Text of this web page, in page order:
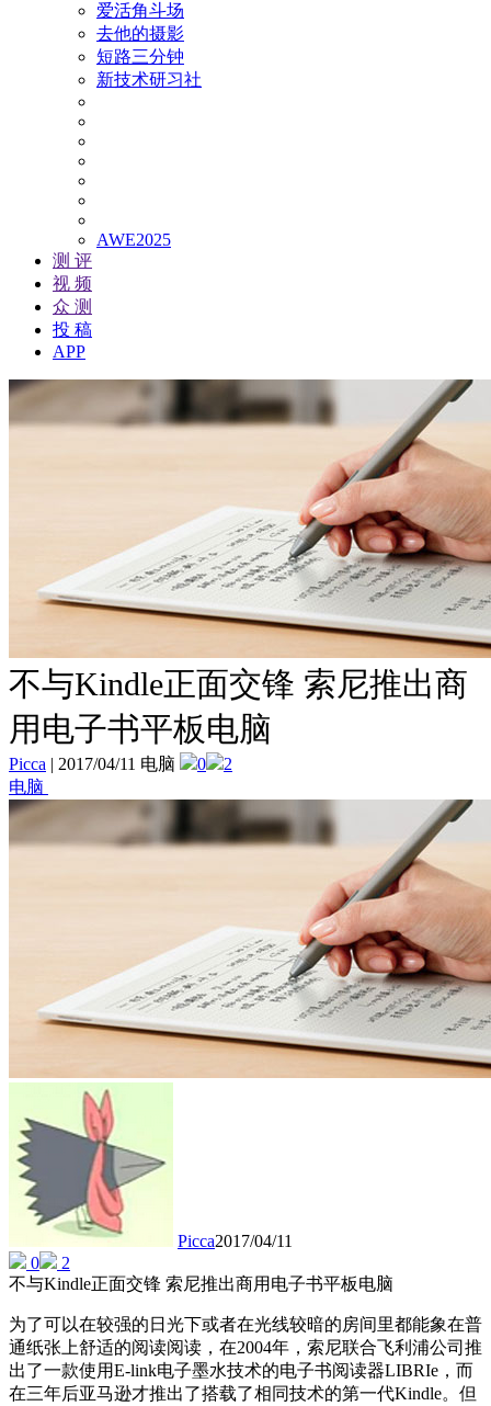
爱活角斗场
去他的摄影
短路三分钟
新技术研习社
AWE2025
测 评
视 频
众 测
投 稿
APP
不与Kindle正面交锋 索尼推出商
用电子书平板电脑
Picca | 2017/04/11 电脑 0
2
电脑
Picca2017/04/11
0
2
不与Kindle正面交锋 索尼推出商用电子书平板电脑
为了可以在较强的日光下或者在光线较暗的房间里都能象在普
通纸张上舒适的阅读阅读，在2004年，索尼联合飞利浦公司推
出了一款使用E-link电子墨水技术的电子书阅读器LIBRIe，而
在三年后亚马逊才推出了搭载了相同技术的第一代Kindle。但